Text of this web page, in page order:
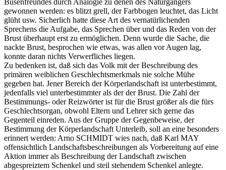
gewonnen werden: es blitzt grell, der Farbbogen leuchtet, das Licht
glüht usw. Sicherlich hatte diese Art des vernatürlichenden
Sprechens die Aufgabe, das Sprechen über und das Reden von der
Brust überhaupt erst zu ermöglichen. Denn wurde die Sache, die
nackte Brust, besprochen wie etwas, was allen vor Augen lag,
konnte daran nichts Verwerfliches liegen.
Zu bedenken ist, daß sich das Volk mit der Beschreibung des
primären weiblichen Geschlechtsmerkmals nie solche Mühe
gegeben hat. Jener Bereich der Körperlandschaft ist unterbestimmt,
jedenfalls viel unterbestimmter als der der Brust. Die Zahl der
Bestimmungs- oder Reizwörter ist für die Brust größer als die fürs
Geschlechtsorgan, obwohl Eltern und Lehrer sich gerne das
Gegenteil einreden. Aus der Gruppe der Gegenbeweise, der
Bestimmung der Körperlandschaft Unterleib, soll an eine besonders
erinnert werden: Arno SCHMIDT wies nach, daß Karl MAY
offensichtlich Landschaftsbeschreibungen als Vorbereitung auf eine
Aktion immer als Beschreibung der Landschaft zwischen
abgespreiztem Schenkel und steil stehendem Schenkel anlegte.